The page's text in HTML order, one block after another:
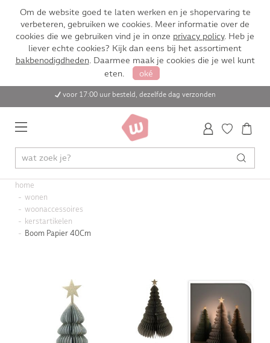
Om de website goed te laten werken en je shopervaring te
verbeteren, gebruiken we cookies. Meer informatie over de
cookies die we gebruiken vind je in onze privacy policy. Heb je
liever echte cookies? Kijk dan eens bij het assortiment
bakbenodigdheden. Daarmee maak je cookies die je wel kunt
eten.
oké
voor 17:00 uur besteld, dezelfde dag verzonden
home
wonen
woonaccessoires
kerstartikelen
Boom Papier 40Cm